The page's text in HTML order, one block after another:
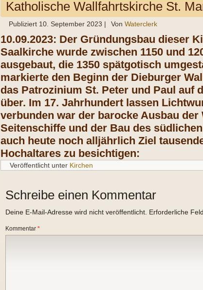
Katholische Wallfahrtskirche St.
Publiziert 10. September 2023 | Von Waterclerk
10.09.2023: Der Gründungsbau dieser
Saalkirche wurde zwischen 1150 und
ausgebaut, die 1350 spätgotisch
markierte den Beginn der Dieburger
das Patrozinium St. Peter und Paul auf
über. Im 17. Jahrhundert lassen
verbunden war der barocke Ausbau
Seitenschiffe und der Bau des
auch heute noch alljährlich Ziel
Hochaltares zu besichtigen:
Veröffentlicht unter Kirchen
Schreibe einen Kommentar
Deine E-Mail-Adresse wird nicht veröffentlicht. Erforderliche
Kommentar *